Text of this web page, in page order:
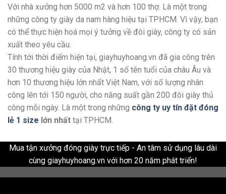
Với nhà xưởng hơn 5000 m2 và hơn 100 thợ. Là một trong
những công ty giày da nam hàng hiệu tại TPHCM. Vì vậy, bạn
có thể thực hiện hoá mọi ý tưởng về đôi giày, công ty có sản
xuất theo yêu cầu.
Tính tới thời điểm hiện tại, giayhuyhoang.vn đã gia công trên
30 thương hiệu giày của Nhật, 1 số tên tuổi của châu Âu và
hơn 10 thương hiệu lớn nhất Việt Nam, với số lượng nhân
công lên tới 150 người, cho năng suất gần 200 đôi giày thủ
công mỗi ngày. Là một trong những công ty uy tín đặt đóng
lẻ 1 size lớn nhất tại TPHCM.
Mua tận xưởng đóng giày trực tiếp - An tâm sử dụng lâu dài
cùng giayhuyhoang.vn với hơn 20 năm phát triển!